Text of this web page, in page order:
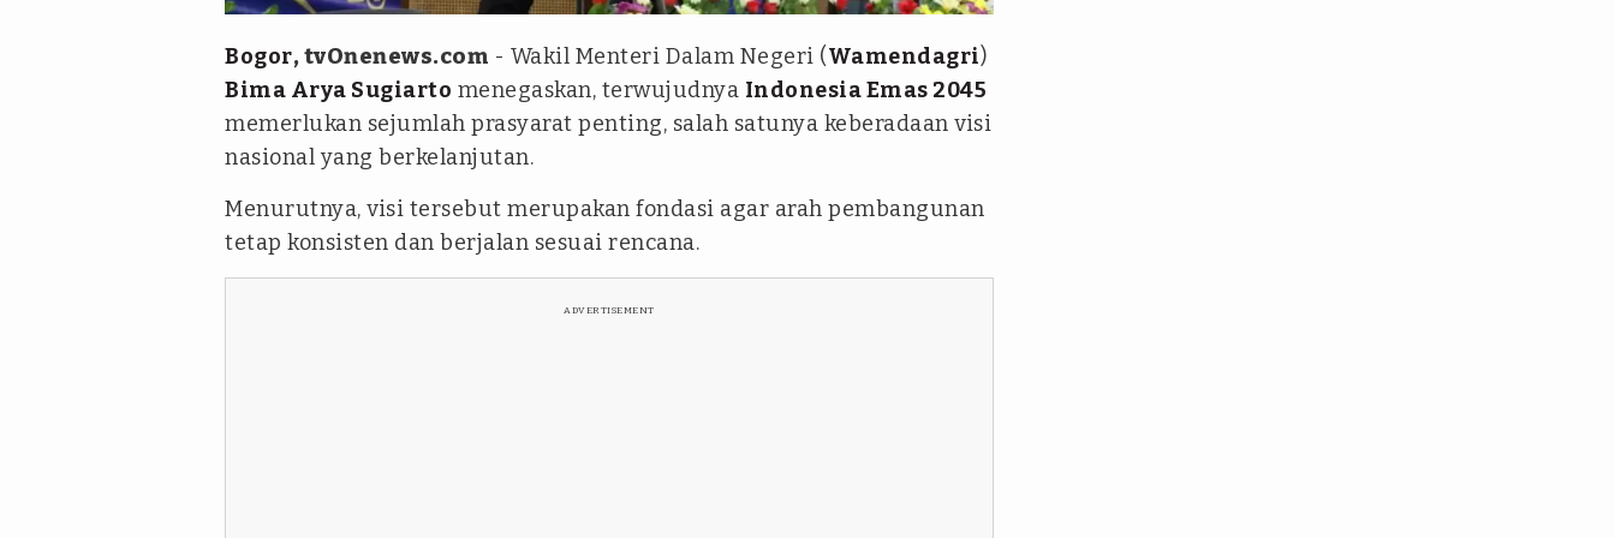
Bogor, tvOnenews.com - Wakil Menteri Dalam Negeri (Wamendagri)
Bima Arya Sugiarto menegaskan, terwujudnya Indonesia Emas 2045
memerlukan sejumlah prasyarat penting, salah satunya keberadaan visi
nasional yang berkelanjutan.
Menurutnya, visi tersebut merupakan fondasi agar arah pembangunan
tetap konsisten dan berjalan sesuai rencana.
ADVERTISEMENT